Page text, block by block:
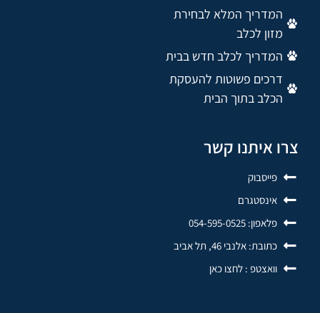
המדריך המלא לבחירת
מזון לכלב
המדריך לכלב חדש בבית
דרכים פשוטות להעסקת
הכלב בתוך הבית
צרו איתנו קשר
פייסבוק
אינסטגרם
פלאפון: 054-595-0525
כתובת: אלנבי 46, תל אביב
וואצטפ : לחצו כאן